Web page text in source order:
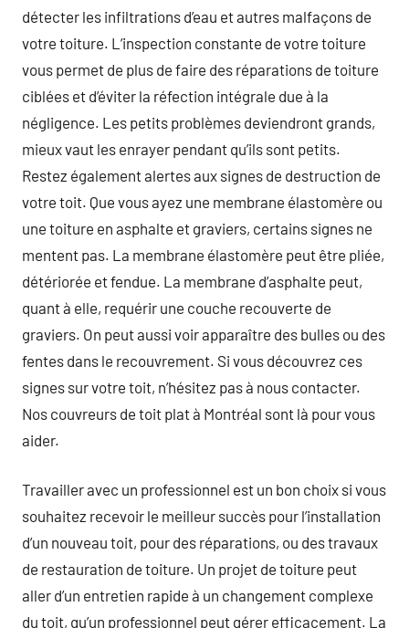
détecter les infiltrations d’eau et autres malfaçons de
votre toiture. L’inspection constante de votre toiture
vous permet de plus de faire des réparations de toiture
ciblées et d’éviter la réfection intégrale due à la
négligence. Les petits problèmes deviendront grands,
mieux vaut les enrayer pendant qu’ils sont petits.
Restez également alertes aux signes de destruction de
votre toit. Que vous ayez une membrane élastomère ou
une toiture en asphalte et graviers, certains signes ne
mentent pas. La membrane élastomère peut être pliée,
détériorée et fendue. La membrane d’asphalte peut,
quant à elle, requérir une couche recouverte de
graviers. On peut aussi voir apparaître des bulles ou des
fentes dans le recouvrement. Si vous découvrez ces
signes sur votre toit, n’hésitez pas à nous contacter.
Nos couvreurs de toit plat à Montréal sont là pour vous
aider.
Travailler avec un professionnel est un bon choix si vous
souhaitez recevoir le meilleur succès pour l’installation
d’un nouveau toit, pour des réparations, ou des travaux
de restauration de toiture. Un projet de toiture peut
aller d’un entretien rapide à un changement complexe
du toit, qu’un professionnel peut gérer efficacement. La